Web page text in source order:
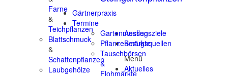
Farne
&
Teichpflanzen
Blattschmuck
&
Schattenpflanzen
Laubgehölze
Gärtnerpraxis
Termine
Gartenmessen
Pflanzenmärkte
Tauschbörsen
&
Flohmärkte
Ausflugsziele
Bezugsquellen
Menü
Aktuelles